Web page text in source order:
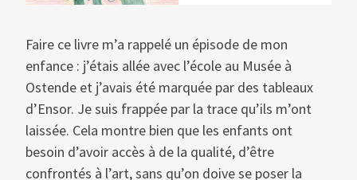
Faire ce livre m’a rappelé un épisode de mon
enfance : j’étais allée avec l’école au Musée à
Ostende et j’avais été marquée par des tableaux
d’Ensor. Je suis frappée par la trace qu’ils m’ont
laissée. Cela montre bien que les enfants ont
besoin d’avoir accès à de la qualité, d’être
confrontés à l’art, sans qu’on doive se poser la